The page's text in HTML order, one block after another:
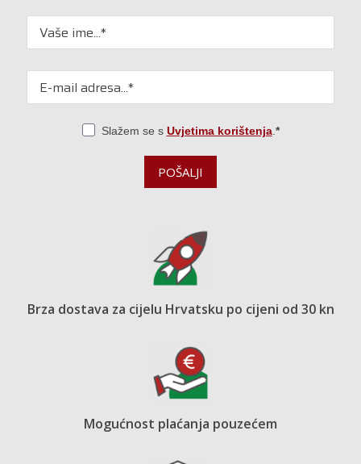
Slažem se s Uvjetima korištenja.
POŠALJI
Brza dostava za cijelu Hrvatsku po cijeni od 30 kn
Mogućnost plaćanja pouzećem